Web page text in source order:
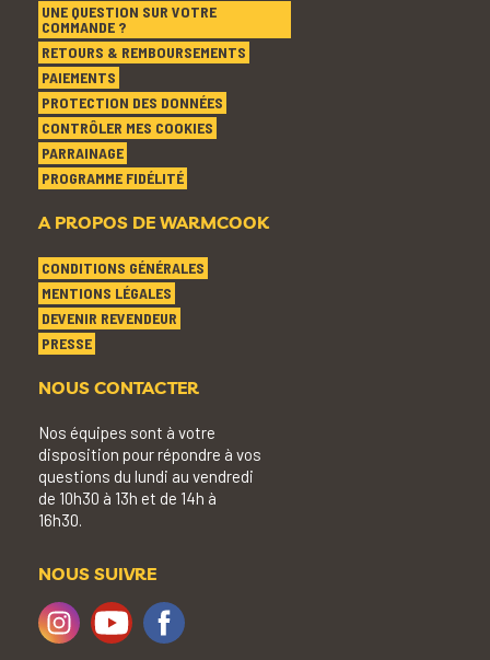
UNE QUESTION SUR VOTRE
COMMANDE ?
RETOURS & REMBOURSEMENTS
PAIEMENTS
PROTECTION DES DONNÉES
CONTRÔLER MES COOKIES
PARRAINAGE
PROGRAMME FIDÉLITÉ
A PROPOS DE WARMCOOK
CONDITIONS GÉNÉRALES
MENTIONS LÉGALES
DEVENIR REVENDEUR
PRESSE
NOUS CONTACTER
Nos équipes sont à votre
disposition pour répondre à vos
questions du lundi au vendredi
de 10h30 à 13h et de 14h à
16h30.
NOUS SUIVRE